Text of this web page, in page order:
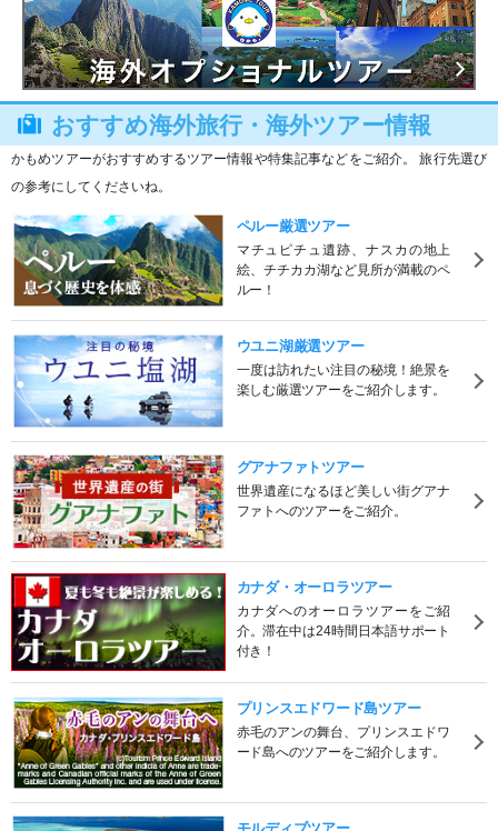
おすすめ海外旅行・海外ツアー情報
かもめツアーがおすすめするツアー情報や特集記事などをご紹介。 旅行先選び
の参考にしてくださいね。
ペルー厳選ツアー
マチュピチュ遺跡、ナスカの地上
絵、チチカカ湖など見所が満載のペ
ルー！
ウユニ湖厳選ツアー
一度は訪れたい注目の秘境！絶景を
楽しむ厳選ツアーをご紹介します。
グアナファトツアー
世界遺産になるほど美しい街グアナ
ファトへのツアーをご紹介。
カナダ・オーロラツアー
カナダへのオーロラツアーをご紹
介。滞在中は24時間日本語サポート
付き！
プリンスエドワード島ツアー
赤毛のアンの舞台、プリンスエドワ
ード島へのツアーをご紹介します。